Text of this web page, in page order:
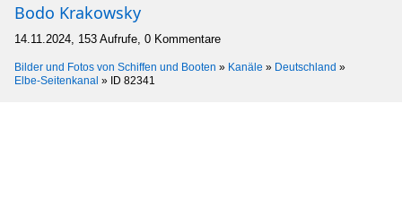
Bodo Krakowsky
14.11.2024, 153 Aufrufe, 0 Kommentare
Bilder und Fotos von Schiffen und Booten » Kanäle » Deutschland »
Elbe-Seitenkanal » ID 82341